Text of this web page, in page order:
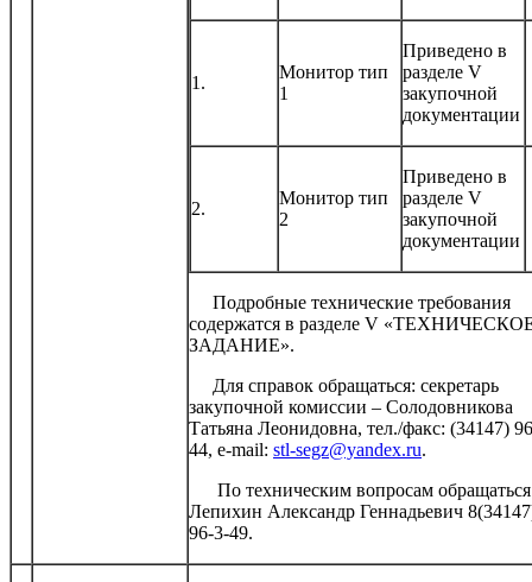
1.
Монитор тип
1
Приведено в
разделе V
закупочной
документации
2.
Монитор тип
2
Приведено в
разделе V
закупочной
документации
Подробные технические требования
содержатся в разделе V
ЗАДАНИЕ».
Для справок обращаться: секретарь
закупочной комиссии – Солодовникова
Татьяна Леонидовна, тел./факс: (34147)
44, e-mail: stl-segz@yandex.ru.
По техническим вопросам
Лепихин Александр Геннадьевич
96-3-49.